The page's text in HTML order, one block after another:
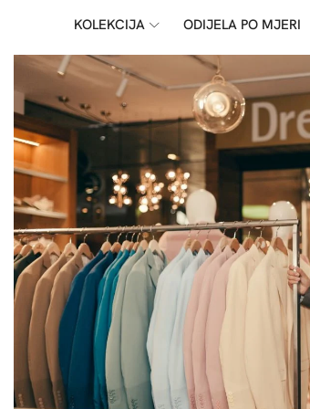
KOLEKCIJA ODIJELA PO MJERI